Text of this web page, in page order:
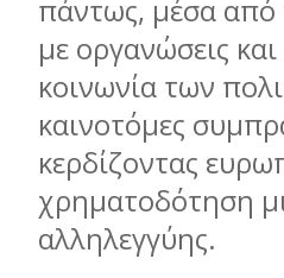
πάντως, μέσα από
με οργανώσεις
κοινωνία των
καινοτόμες
κερδίζοντας
χρηματοδότηση
αλληλεγγύης.